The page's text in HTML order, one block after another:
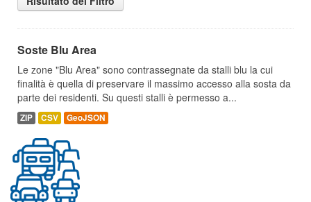
Soste Blu Area
Le zone "Blu Area" sono contrassegnate da stalli blu la cui
finalità è quella di preservare il massimo accesso alla sosta da
parte dei residenti. Su questi stalli è permesso a...
ZIP CSV GeoJSON